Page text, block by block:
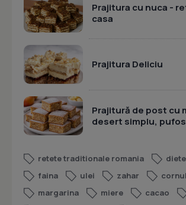
Prajitura cu nuca -
casa
Prajitura Deliciu
Prajitură de post cu
desert simplu,
retete traditionale romania
faina
ulei zahar
margarina
miere cacao